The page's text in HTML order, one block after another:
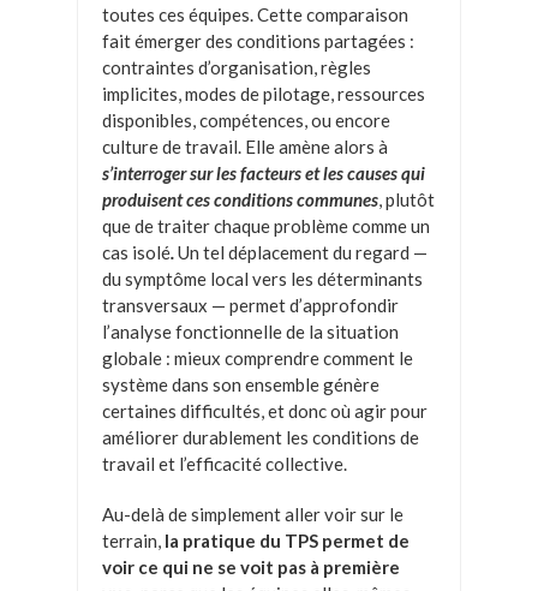
toutes ces équipes. Cette comparaison
fait émerger des conditions partagées :
contraintes d’organisation, règles
implicites, modes de pilotage, ressources
disponibles, compétences, ou encore
culture de travail. Elle amène alors à
s’interroger sur les facteurs et les causes qui
produisent ces conditions communes, plutôt
que de traiter chaque problème comme un
cas isolé.Un tel déplacement du regard —
du symptôme local vers les déterminants
transversaux — permet d’approfondir
l’analyse fonctionnelle de la situation
globale : mieux comprendre comment le
système dans son ensemble génère
certaines difficultés, et donc où agir pour
améliorer durablement les conditions de
travail et l’efficacité collective.
Au-delà de simplement aller voir sur le
terrain, la pratique du TPS permet de
voir ce qui ne se voit pas à première